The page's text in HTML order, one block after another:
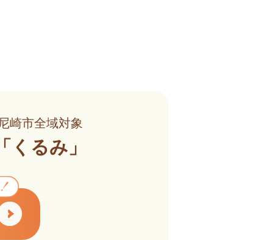
崎市全域対象
「くるみ」